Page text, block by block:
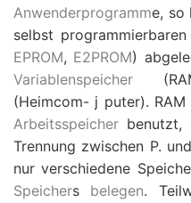
Anwenderprogramme, so
selbst programmierbaren
EPROM, E2PROM)
Variablenspeicher
(Heimcom- j puter).
Arbeitsspeicher
Trennung zwischen P. und
nur verschiedene
Speichers belegen.